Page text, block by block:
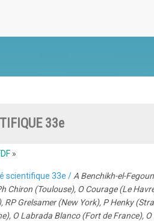
33e
»
scientifique 33e / A Benchikh-el-
Chiron (Toulouse), O Courage (Le
RP Grelsamer (New York), P Henky
O Labrada Blanco (Fort de France),